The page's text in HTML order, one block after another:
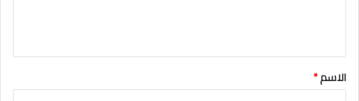
*
الاسم*